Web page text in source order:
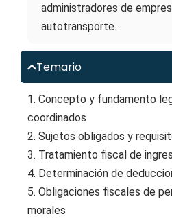
administradores de
autotransporte.
Temario
1. Concepto y fundamento
coordinados
2. Sujetos obligados y
3. Tratamiento fiscal de
4. Determinación de
5. Obligaciones fiscales de
morales